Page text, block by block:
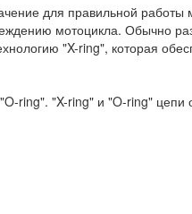
для правильной работы
мотоцикла. Обычно
"X-ring", которая
ring". "X-ring" и "O-ring"